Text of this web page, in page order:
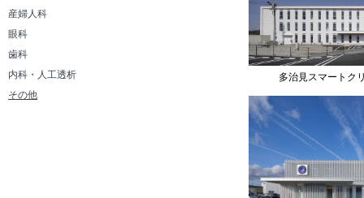
産婦人科
眼科
歯科
内科・人工透析
その他
多治見スマートク